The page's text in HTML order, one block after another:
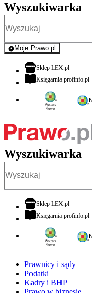
Wyszukiwarka
Moje Prawo.pl
- rejestracja i
Sklep LEX.plotwiera
Księgarnia profinfo.pl
Wyszukiwarka
Sklep LEX.plotwiera
Księgarnia profinfo.pl
Prawnicy i sądy
Podatki
Kadry i BHP